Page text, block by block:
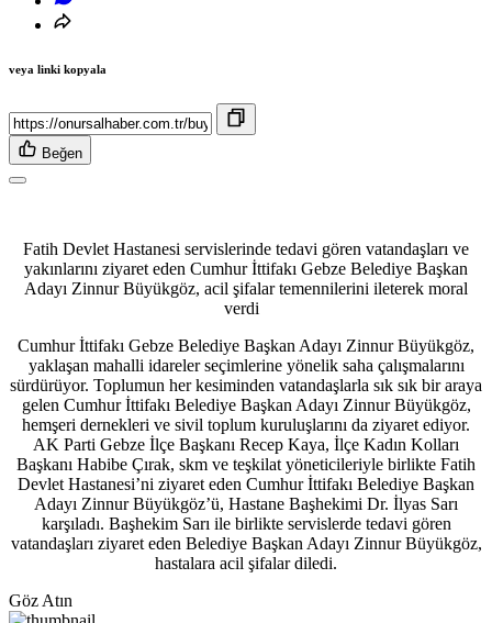
veya linki kopyala
Beğen
Fatih Devlet Hastanesi servislerinde tedavi gören vatandaşları ve
yakınlarını ziyaret eden Cumhur İttifakı Gebze Belediye Başkan
Adayı Zinnur Büyükgöz, acil şifalar temennilerini ileterek moral
verdi
Cumhur İttifakı Gebze Belediye Başkan Adayı Zinnur Büyükgöz,
yaklaşan mahalli idareler seçimlerine yönelik saha çalışmalarını
sürdürüyor. Toplumun her kesiminden vatandaşlarla sık sık bir araya
gelen Cumhur İttifakı Belediye Başkan Adayı Zinnur Büyükgöz,
hemşeri dernekleri ve sivil toplum kuruluşlarını da ziyaret ediyor.
AK Parti Gebze İlçe Başkanı Recep Kaya, İlçe Kadın Kolları
Başkanı Habibe Çırak, skm ve teşkilat yöneticileriyle birlikte Fatih
Devlet Hastanesi’ni ziyaret eden Cumhur İttifakı Belediye Başkan
Adayı Zinnur Büyükgöz’ü, Hastane Başhekimi Dr. İlyas Sarı
karşıladı. Başhekim Sarı ile birlikte servislerde tedavi gören
vatandaşları ziyaret eden Belediye Başkan Adayı Zinnur Büyükgöz,
hastalara acil şifalar diledi.
Göz Atın